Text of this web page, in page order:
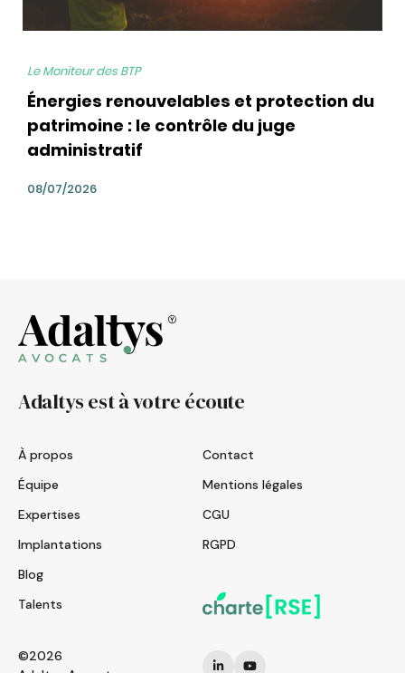
Le Moniteur des BTP
Énergies renouvelables et protection du
patrimoine : le contrôle du juge
administratif
08/07/2026
Adaltys est à votre écoute
À propos
Équipe
Expertises
Implantations
Blog
Talents
Contact
Mentions légales
CGU
RGPD
©2026